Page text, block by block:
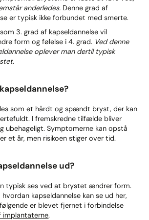
anderledes.Denne grad af
er typisk ikke forbundet med smerte.
3. grad af kapseldannelse vil
form og følelse i 4. grad. Ved denne
oplever man dertil typisk
som et hårdt og spændt bryst, der kan
I fremskredne tilfælde bliver
ubehageligt. Symptomerne kan opstå
et år, men risikoen stiger over tid.
ud?
typisk ses ved at brystet ændrer form.
kapseldannelse kan se ud her,
er blevet fjernet i forbindelse
implantaterne.